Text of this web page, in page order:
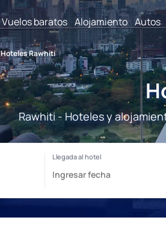
Vuelos baratos Alojamiento Autos
Hoteles Rawhiti
Rawhiti - Hoteles y